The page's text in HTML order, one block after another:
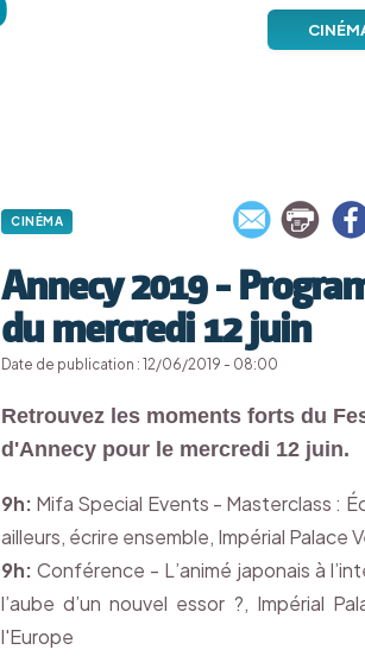
CINÉMA
Annecy 2019 -
du mercredi 12 juin
Date de publication : 12/06/2019 - 08:00
Retrouvez les moments forts du
d'Annecy pour le mercredi 12 juin.
9h: Mifa Special Events - Masterclass :
ailleurs, écrire ensemble, Impérial Palace
9h: Conférence - L’animé japonais à
l’aube d’un nouvel essor ?, Impérial
l'Europe